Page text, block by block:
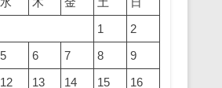
1
2
5 6 7 8
9
12 13 14 15
16